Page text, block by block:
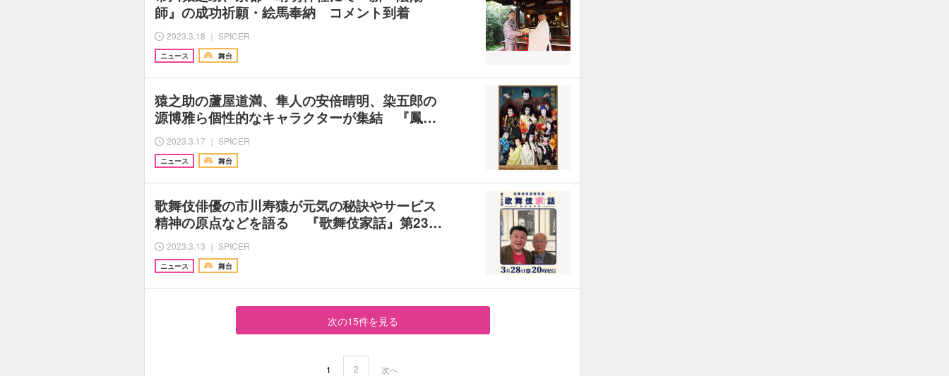
師』の成功祈願・絵馬奉納 コメント到着
2023.3.18 ｜ SPICER
ニュース 舞台
猿之助の蘆屋道満、隼人の安倍晴明、染五郎の
源博雅ら個性的なキャラクターが集結 『鳳…
2023.3.17 ｜ SPICER
ニュース 舞台
歌舞伎俳優の市川寿猿が元気の秘訣やサービス
精神の原点などを語る 『歌舞伎家話』第23…
2023.3.13 ｜ SPICER
ニュース 舞台
次の15件を見る
1 2 次へ